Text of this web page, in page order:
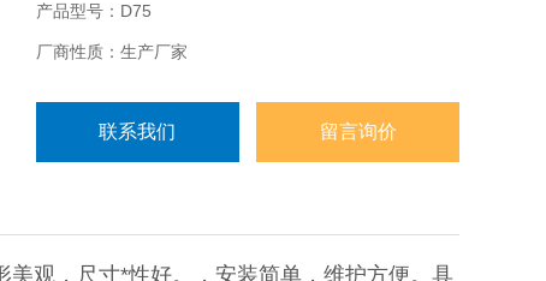
棉花色泽及其它类似场合，代替传统的北向天窗昼
光，比自然光稳定，克服了地理位置、季节时间、天
产品型号：D75
厂商性质：生产厂家
联系我们 留言询价
观，尺寸*性好。，安装简单，维护方便。具